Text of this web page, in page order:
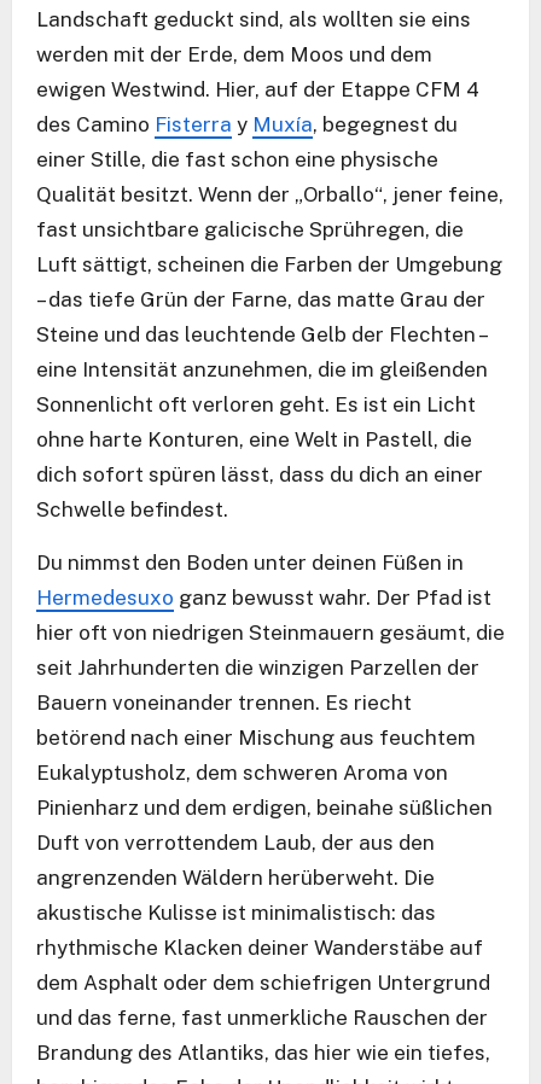
Landschaft geduckt sind, als wollten sie eins
werden mit der Erde, dem Moos und dem
ewigen Westwind. Hier, auf der Etappe CFM 4
des Camino Fisterra y Muxía, begegnest du
einer Stille, die fast schon eine physische
Qualität besitzt. Wenn der „Orballo“, jener feine,
fast unsichtbare galicische Sprühregen, die
Luft sättigt, scheinen die Farben der Umgebung
– das tiefe Grün der Farne, das matte Grau der
Steine und das leuchtende Gelb der Flechten –
eine Intensität anzunehmen, die im gleißenden
Sonnenlicht oft verloren geht. Es ist ein Licht
ohne harte Konturen, eine Welt in Pastell, die
dich sofort spüren lässt, dass du dich an einer
Schwelle befindest.
Du nimmst den Boden unter deinen Füßen in
Hermedesuxo ganz bewusst wahr. Der Pfad ist
hier oft von niedrigen Steinmauern gesäumt, die
seit Jahrhunderten die winzigen Parzellen der
Bauern voneinander trennen. Es riecht
betörend nach einer Mischung aus feuchtem
Eukalyptusholz, dem schweren Aroma von
Pinienharz und dem erdigen, beinahe süßlichen
Duft von verrottendem Laub, der aus den
angrenzenden Wäldern herüberweht. Die
akustische Kulisse ist minimalistisch: das
rhythmische Klacken deiner Wanderstäbe auf
dem Asphalt oder dem schiefrigen Untergrund
und das ferne, fast unmerkliche Rauschen der
Brandung des Atlantiks, das hier wie ein tiefes,